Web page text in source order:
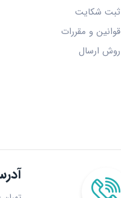
ثبت شکایت
قوانین و مقررات
روش ارسال